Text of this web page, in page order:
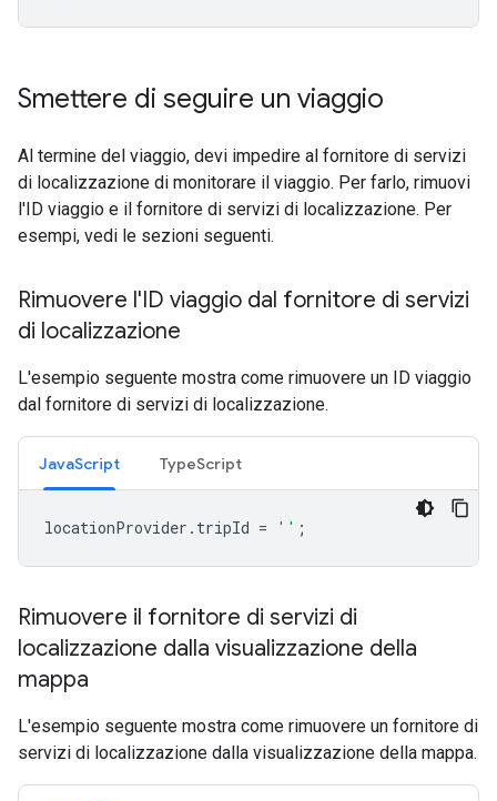
Smettere di seguire un viaggio
Al termine del viaggio, devi impedire al fornitore di servizi
di localizzazione di monitorare il viaggio. Per farlo, rimuovi
l'ID viaggio e il fornitore di servizi di localizzazione. Per
esempi, vedi le sezioni seguenti.
Rimuovere l'ID viaggio dal fornitore di servizi
di localizzazione
L'esempio seguente mostra come rimuovere un ID viaggio
dal fornitore di servizi di localizzazione.
JavaScript TypeScript
locationProvider . tripId = '' ;
Rimuovere il fornitore di servizi di
localizzazione dalla visualizzazione della
mappa
L'esempio seguente mostra come rimuovere un fornitore di
servizi di localizzazione dalla visualizzazione della mappa.